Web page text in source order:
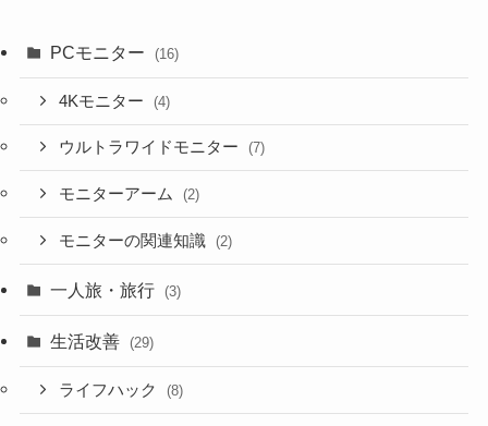
カテゴリー
PCモニター (16)
4Kモニター (4)